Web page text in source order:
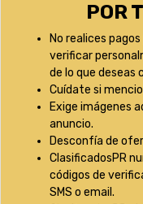
POR
No realices
verificar
de lo que deseas
Cuídate si
Exige imágenes
anuncio.
Desconfía de
ClasificadosPR
códigos de
SMS o email.